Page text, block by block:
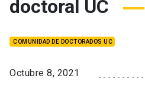
doctoral UC
COMUNIDAD DE DOCTORADOS UC
Octubre 8, 2021